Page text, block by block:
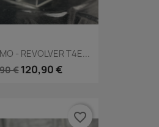
- REVOLVER T4E...
€ 120,90 €
favorite_border